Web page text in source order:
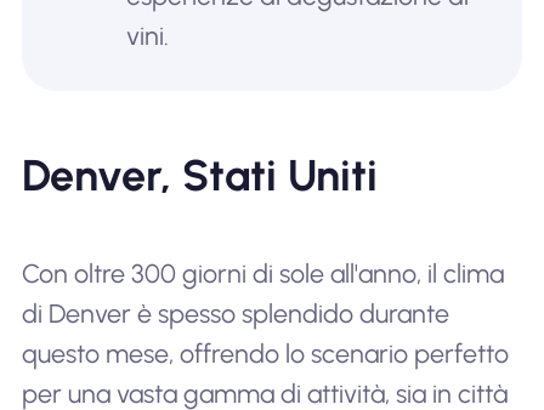
vini.
Denver, Stati Uniti
Con oltre 300 giorni di sole all'anno, il clima
di Denver è spesso splendido durante
questo mese, offrendo lo scenario perfetto
per una vasta gamma di attività, sia in città